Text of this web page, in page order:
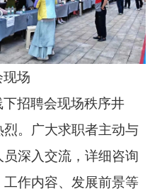
现场
下招聘会现场秩序井
烈。广大求职者主动与
员深入交流，详细咨询
工作内容、发展前景等